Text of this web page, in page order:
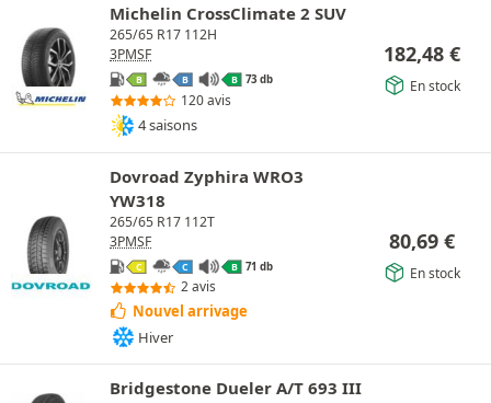
Michelin CrossClimate 2 SUV
265/65 R17 112H
3PMSF
B B B 73 db
120 avis
4 saisons
182,48 €
En stock
Dovroad Zyphira WRO3
YW318
265/65 R17 112T
3PMSF
C C B 71 db
2 avis
Nouvel arrivage
Hiver
80,69 €
En stock
Bridgestone Dueler A/T 693 III